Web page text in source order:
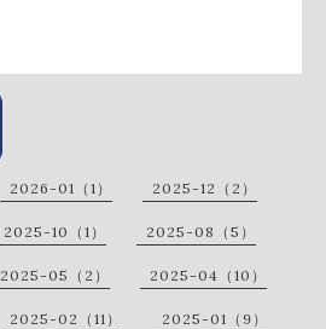
2026-01（1） 2025-12（2）
2025-10（1） 2025-08（5）
2025-05（2） 2025-04（10）
2025-02（11） 2025-01（9）